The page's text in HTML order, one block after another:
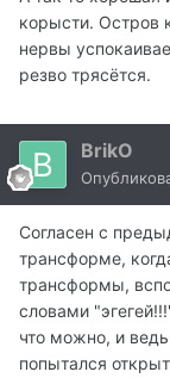
корысти. Остров
нервы
резво трясётся.
BrikO
Согласен с
трансформе,
трансформы,
словами
что можно, и
попытался